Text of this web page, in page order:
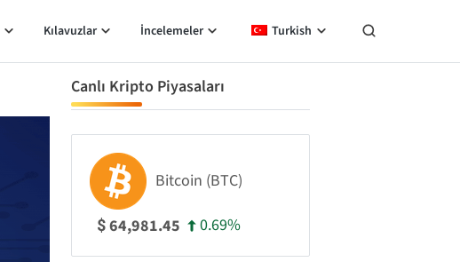
Kılavuzlar İncelemeler Turkish
Canlı Kripto Piyasaları
Bitcoin (BTC)
$64,981.45 0.69%